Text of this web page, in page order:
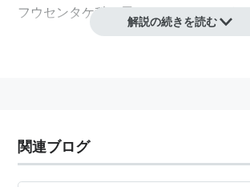
フウセンタケ科に属するキノコの一種。
解説の続きを読む
関連ブログ